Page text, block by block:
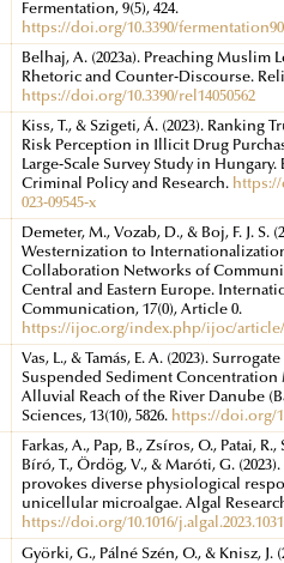
Fermentation, 9(5), 424.
https://doi.org/10.3390/
Belhaj, A. (2023a). Preaching Muslim
Rhetoric and Counter-Discourse.
https://doi.org/10.3390/rel14050562
Kiss, T., & Szigeti, Á. (2023). Ranking
Risk Perception in Illicit Drug
Large-Scale Survey Study in
Criminal Policy and Research. https://
023-09545-x
Demeter, M., Vozab, D., & Boj, F. J. S.
Westernization to
Collaboration Networks of
Central and Eastern Europe.
Communication, 17(0), Article 0.
https://ijoc.org/index.php/ijoc/article/
Vas, L., & Tamás, E. A. (2023).
Suspended Sediment
Alluvial Reach of the River Danube
Sciences, 13(10), 5826. https://doi.org/
Farkas, A., Pap, B., Zsíros, O., Patai, R.,
Bíró, T., Ördög, V., & Maróti, G.
provokes diverse physiological
unicellular microalgae. Algal
https://doi.org/10.1016/
Györki, G., Pálné Szén, O., & Knisz, J.